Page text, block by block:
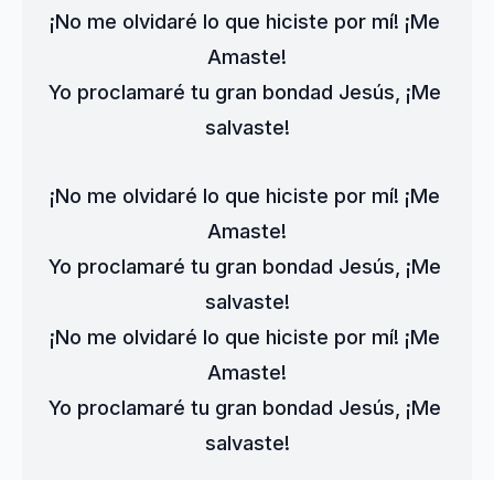
¡No me olvidaré lo que hiciste por mí! ¡Me
Amaste!
Yo proclamaré tu gran bondad Jesús, ¡Me
salvaste!
¡No me olvidaré lo que hiciste por mí! ¡Me
Amaste!
Yo proclamaré tu gran bondad Jesús, ¡Me
salvaste!
¡No me olvidaré lo que hiciste por mí! ¡Me
Amaste!
Yo proclamaré tu gran bondad Jesús, ¡Me
salvaste!